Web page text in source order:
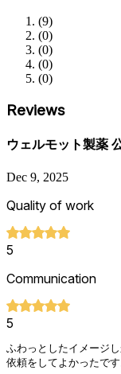
(9)
(0)
(0)
(0)
(0)
Reviews
ウェルモット製薬
Dec 9, 2025
Quality of work
5
Communication
5
ふわっとしたイメージ
依頼をしてよかったです